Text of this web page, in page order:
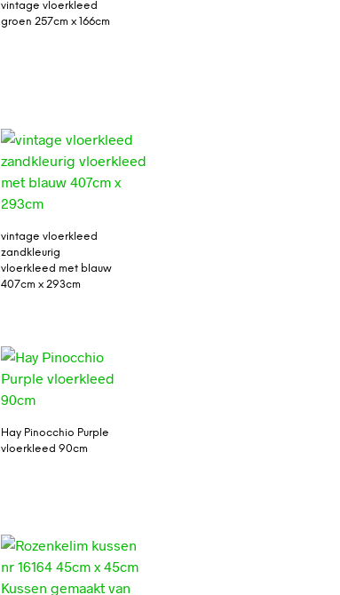
vintage vloerkleed
groen 257cm x 166cm
vintage vloerkleed
zandkleurig
vloerkleed met blauw
407cm x 293cm
Hay Pinocchio Purple
vloerkleed 90cm